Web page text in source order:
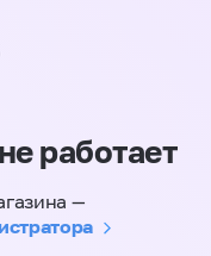
работает
—